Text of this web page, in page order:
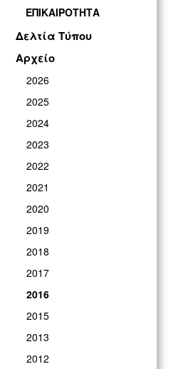
ΕΠΙΚΑΙΡΟΤΗΤΑ
Δελτία Τύπου
Αρχείο
2026
2025
2024
2023
2022
2021
2020
2019
2018
2017
2016
2015
2013
2012